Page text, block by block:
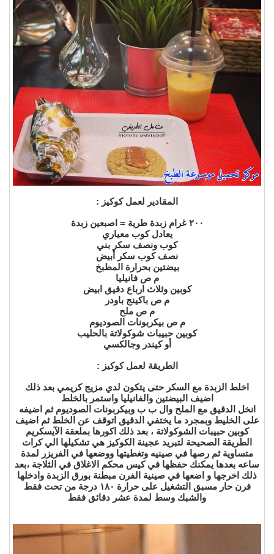
المقادير لعمل كوكيز :
٢٠٠ غرام زبدة طرية = اصبعين زبدة
يعادل كوب معياري
كوب ونصف سكر بني
نصف كوب سكر أبيض
بيضتين بحرارة المطبخ
م ص فانيليا
كوبين وثلاث ارباع دقيق ابيض
م ص باكينج باودر
م ص ملح
م ص بيكربونات الصوديوم
كوبين حبيبات شوكولاتة بالحليب
أو كيندر وجالكسي
الطريقة لعمل كوكيز :
اخلط الزبدة مع السكر حتى يتكون لدي مزيج كريمي بعد ذلك
اضيف البيضتين والفانيليا واستمر بالخلط
انخل الدقيق مع الملح وال ب ب وبيكربونات الصوديوم ثم اضيفه
على الخليط وبمجرد ما يختفي الدقيق اتوقف عن الخلط ثم اضيف
كوبين حبيبات الشوكولاتة ، بعد ذلك اكورها بملعقة الآيسكريم
الطريقة الصحيحة لتبريد عجينة الكوكيز هي تشكيلها الي كرات
متساوية ثم رصها في صينيه وتغطيتها ووضعها في الفريزر لمدة
ساعه بعدها يمكنك حفظها في كيس محكم الاغلاق في الثلاجة ،بعد
ذلك اخرجها و اضعها في صينية الفرن مبطنة بورق الزبدة وادخلها
فرن حار مسبق التشغيل على حرارة ١٨٠ درجة من تحت فقط
والشبك وسط لمدة عشر دقائق فقط